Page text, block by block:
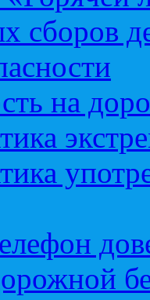
сборов
на